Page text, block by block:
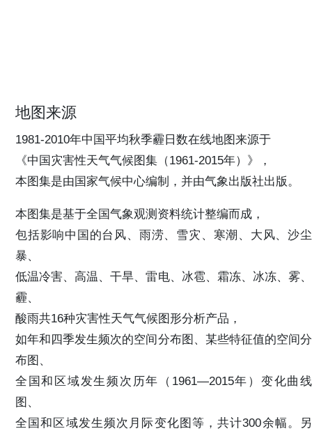
地图来源
1981-2010年中国平均秋季霾日数在线地图来源于
《中国灾害性天气气候图集（1961-2015年）》，
本图集是由国家气候中心编制，并由气象出版社出版。
本图集是基于全国气象观测资料统计整编而成，
包括影响中国的台风、雨涝、雪灾、寒潮、大风、沙尘
暴、
低温冷害、高温、干旱、雷电、冰雹、霜冻、冰冻、雾、
霾、
酸雨共16种灾害性天气气候图形分析产品，
如年和四季发生频次的空间分布图、某些特征值的空间分
布图、
全国和区域发生频次历年（1961—2015年）变化曲线
图、
全国和区域发生频次月际变化图等，共计300余幅。另